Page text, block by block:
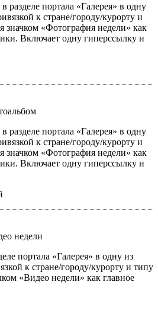
разделе портала «Галерея» в одну
к стране/городу/курорту и
значком «Фотография недели» как
Включает одну гиперссылку и
разделе портала «Галерея» в одну
к стране/городу/курорту и
значком «Фотография недели» как
Включает одну гиперссылку и
недели
портала «Галерея» в одну из
к стране/городу/курорту и типу
«Видео недели» как главное